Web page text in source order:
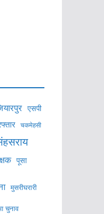
एसपी
चकमेहसी
पूसा
मुसरीघरारी
चुनाव